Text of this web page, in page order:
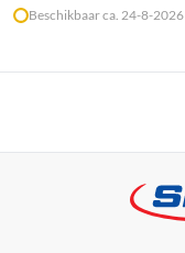
Beschikbaar ca. 24-8-2026